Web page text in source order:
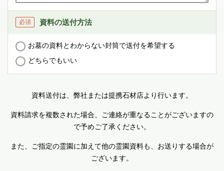
資料の送付方法
必須
お墓の資料とわからない封筒で送付を希望する
どちらでもいい
資料送付は、弊社または提携石材店より行います。
資料請求を複数された場合、ご連絡が重なることがございますの
で予めご了承ください。
また、ご指定の霊園に加えて他の霊園資料も、お送りする場合が
ございます。